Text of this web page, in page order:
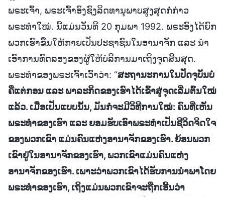
ພຣະເຈົ້າ, ພຣະເຈົ້າອົງຊົງລິດທານຸພາບສູງສຸດກໍ່ກ່າວ
ພຣະທຳໃໝ່. ນີ້ແມ່ນວັນທີ 20 ກຸມພາ 1992. ພຣະອົງໄດ້ຍົກ
ພວກເຮົາຂຶ້ນໃຫ້ກາຍເປັນປະຊາຊົນໃນອານາຈັກ ແລະ ນໍາ
ເອົາການທົດລອງຂອງຜູ້ໃຫ້ບໍລິການມາເຖິງຈຸດສິ້ນສຸດ.
ພຣະທຳຂອງພຣະເຈົ້າເວົ້າວ່າ: “ສະຖານະການໃນປັດຈຸບັນບໍ່
ຄືແຕ່ກອນ ແລະ ພາລະກິດຂອງເຮົາໄດ້ເຂົ້າສູ່ຈຸດເລີ່ມຕົ້ນໃໝ່
ແລ້ວ. ເມື່ອເປັນແບບນັ້ນ, ມັນກໍຈະມີວິທີການໃໝ່: ຄົນທີ່ເຫັນ
ພຣະທຳຂອງເຮົາ ແລະ ຍອມຮັບເອົາພຣະທຳເປັນຊີວິດຈິດໃຈ
ຂອງພວກເຂົາ ແມ່ນຄົນແຫ່ງອານາຈັກຂອງເຮົາ. ຍ້ອນພວກ
ເຂົາຢູ່ໃນອານາຈັກຂອງເຮົາ, ພວກເຂົາແມ່ນຄົນແຫ່ງ
ອານາຈັກຂອງເຮົາ. ເພາະວ່າພວກເຂົາໄດ້ຮັບການນໍາພາໂດຍ
ພຣະທຳຂອງເຮົາ, ເຖິງແມ່ນພວກເຂົາຈະຖືກເອີ້ນວ່າ